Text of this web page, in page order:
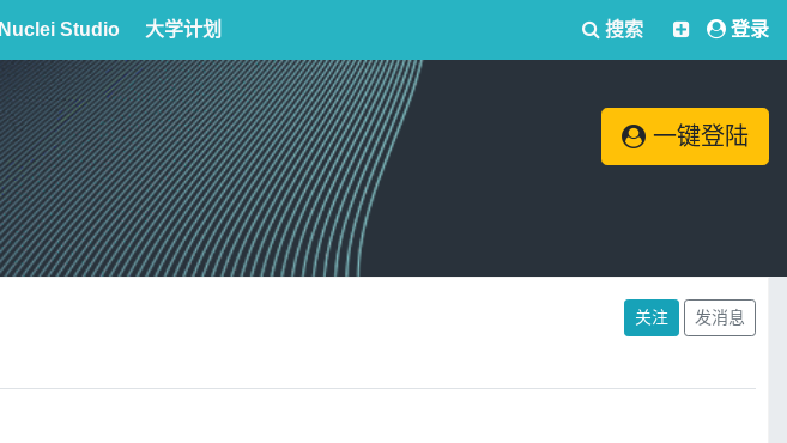
Nuclei Studio 大学计划 搜索 登录
一键登陆
关注 发消息